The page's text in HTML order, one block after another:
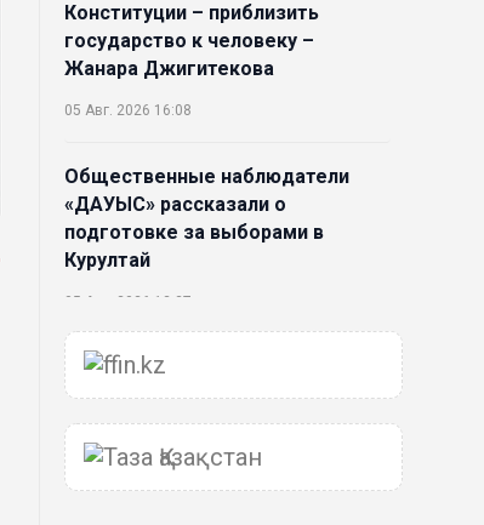
Конституции – приблизить
государство к человеку –
Жанара Джигитекова
05 Авг. 2026 16:08
Общественные наблюдатели
«ДАУЫС» рассказали о
подготовке за выборами в
Курултай
05 Авг. 2026 12:27
Новая глава для Xiaomi EV:
Xiaomi представила техническую
архитектуру Xiaomi Kunlun и
серию Xiaomi SkyNomad
04 Авг. 2026 18:35